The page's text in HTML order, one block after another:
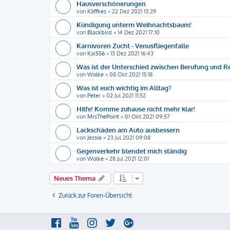
Hausverschönerungen
von Käffkes » 22 Dez 2021 13:29
Kündigung unterm Weihnachtsbaum!
von Blackbird » 14 Dez 2021 17:10
Karnivoren Zucht - Venusfliegenfalle
von Kai556 » 13 Dez 2021 16:43
Was ist der Unterschied zwischen Berufung und
von Wolke » 08 Okt 2021 15:18
Was ist euch wichtig im Alltag?
von Peter » 02 Jul 2021 11:52
Hilfe! Komme zuhause nicht mehr klar!
von MrsThePoint » 01 Okt 2021 09:57
Lackschäden am Auto ausbessern
von Jessie » 23 Jul 2021 09:08
Gegenverkehr blendet mich ständig
von Wolke » 28 Jul 2021 12:01
Neues Thema
Zurück zur Foren-Übersicht